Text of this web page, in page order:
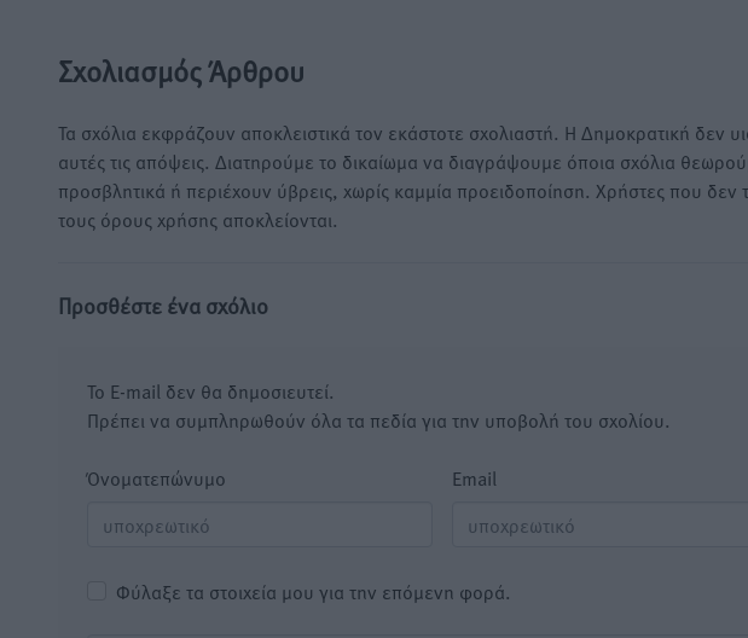
Σχολιασμός Άρθρου
Τα σχόλια εκφράζουν αποκλειστικά τον εκάστοτε σχολιαστή. Η Δημοκρατική δεν
αυτές τις απόψεις. Διατηρούμε το δικαίωμα να διαγράψουμε όποια σχόλια
προσβλητικά ή περιέχουν ύβρεις, χωρίς καμμία προειδοποίηση. Χρήστες που δεν
τους όρους χρήσης αποκλείονται.
Προσθέστε ένα σχόλιο
Το E-mail δεν θα δημοσιευτεί.
Πρέπει να συμπληρωθούν όλα τα πεδία για την υποβολή του σχολίου.
Όνοματεπώνυμο Email
Φύλαξε τα στοιχεία μου για την επόμενη φορά.